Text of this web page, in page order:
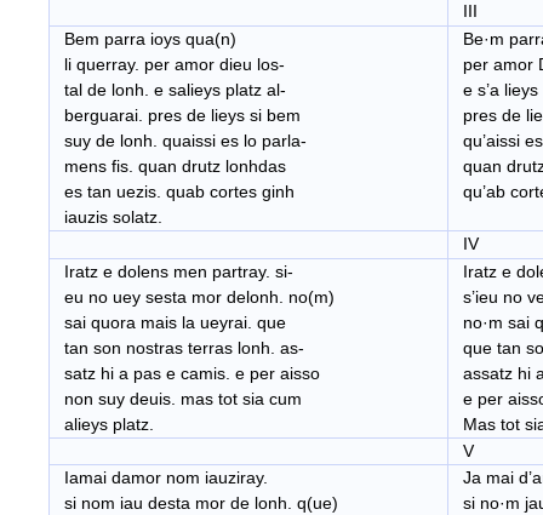
III
Bem parra ioys qua(n)
li querray. per amor dieu los-
tal de lonh. e salieys platz al-
berguarai. pres de lieys si bem
suy de lonh. quaissi es lo parla-
mens fis. quan drutz lonhdas
es tan uezis. quab cortes ginh
iauzis solatz.
Be·m
per amor
e s’a
pres de
qu’aissi
quan
qu’ab
IV
Iratz e dolens men partray. si-
eu no uey sesta mor delonh. no(m)
sai quora mais la ueyrai. que
tan son nostras terras lonh. as-
satz hi a pas e camis. e per aisso
non suy deuis. mas tot sia cum
alieys platz.
Iratz e
s’ieu no
no·m sai
que tan
assatz hi
e per
Mas tot
V
Iamai damor nom iauziray.
si nom iau desta mor de lonh. q(ue)
Ja mai
si no·m